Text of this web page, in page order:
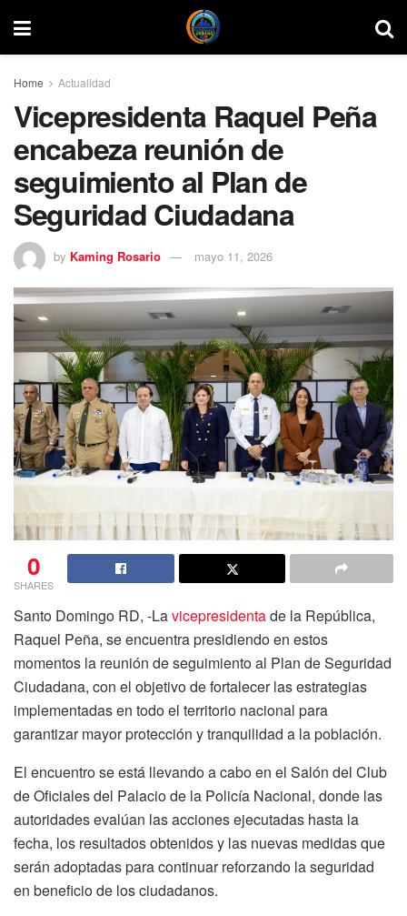
Home Actualidad
Vicepresidenta Raquel Peña
encabeza reunión de
seguimiento al Plan de
Seguridad Ciudadana
by Kaming Rosario mayo 11, 2026
0
SHARES
Santo Domingo RD, -Lavicepresidentade la República,
Raquel Peña, se encuentra presidiendo en estos
momentos la reunión de seguimiento al Plan de Seguridad
Ciudadana, con el objetivo de fortalecer las estrategias
implementadas en todo el territorio nacional para
garantizar mayor protección y tranquilidad a la población.
El encuentro se está llevando a cabo en el Salón del Club
de Oficiales del Palacio de la Policía Nacional, donde las
autoridades evalúan las acciones ejecutadas hasta la
fecha, los resultados obtenidos y las nuevas medidas que
serán adoptadas para continuar reforzando la seguridad
en beneficio de los ciudadanos.